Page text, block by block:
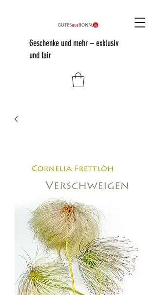
Geschenke und mehr – exklusiv
und fair